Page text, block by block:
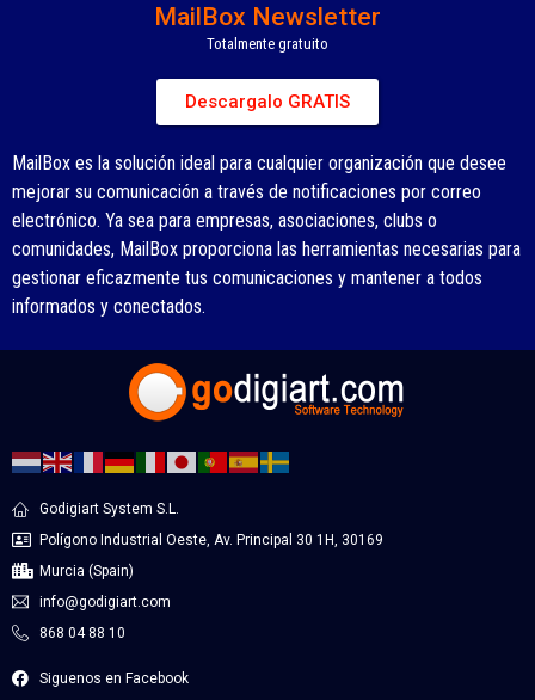
MailBox Newsletter
Totalmente gratuito
Descargalo GRATIS
MailBox es la solución ideal para cualquier organización que desee
mejorar su comunicación a través de notificaciones por correo
electrónico. Ya sea para empresas, asociaciones, clubs o
comunidades, MailBox proporciona las herramientas necesarias para
gestionar eficazmente tus comunicaciones y mantener a todos
informados y conectados.
Godigiart System S.L.
Polígono Industrial Oeste, Av. Principal 30 1H, 30169
Murcia (Spain)
info@godigiart.com
868 04 88 10
Siguenos en Facebook